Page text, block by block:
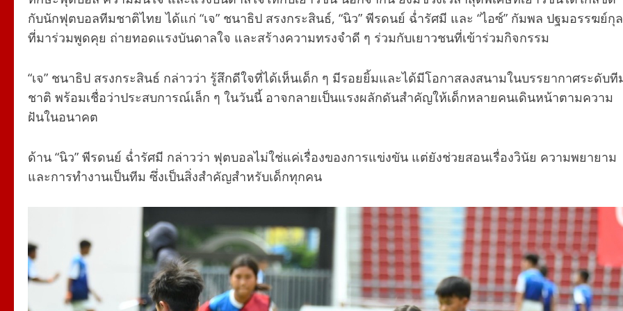
กับนักฟุตบอลทีมชาติไทย ได้แก่ “เจ” ชนาธิป สรงกระสินธ์, “นิว” พีรดนย์ ฉ่ำรัศมี และ “ไอซ์” กัมพล ปฐมอรรฆย์กุล
ที่มาร่วมพูดคุย ถ่ายทอดแรงบันดาลใจ และสร้างความทรงจำดี ๆ ร่วมกับเยาวชนที่เข้าร่วมกิจกรรม
“เจ” ชนาธิป สรงกระสินธ์ กล่าวว่า รู้สึกดีใจที่ได้เห็นเด็ก ๆ มีรอยยิ้มและได้มีโอกาสลงสนามในบรรยากาศระดับที
ชาติ พร้อมเชื่อว่าประสบการณ์เล็ก ๆ ในวันนี้ อาจกลายเป็นแรงผลักดันสำคัญให้เด็กหลายคนเดินหน้าตามความ
ฝันในอนาคต
ด้าน “นิว” พีรดนย์ ฉ่ำรัศมี กล่าวว่า ฟุตบอลไม่ใช่แค่เรื่องของการแข่งขัน แต่ยังช่วยสอนเรื่องวินัย ความพยายาม
และการทำงานเป็นทีม ซึ่งเป็นสิ่งสำคัญสำหรับเด็กทุกคน